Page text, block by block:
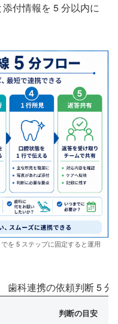
付情報を 5 分以内に
を 5 ステップに固定すると運用
歯科連携の依頼判断 5 分
判断の目安